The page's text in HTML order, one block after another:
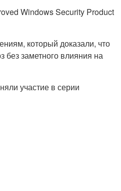
Windows Security Product
который доказали, что
без заметного влияния на
участие в серии